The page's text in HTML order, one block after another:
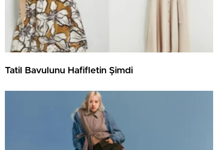
Tatil Bavulunu Hafifletin Şimdi